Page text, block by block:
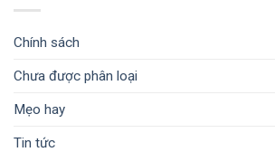
Chính sách
Chưa được phân loại
Mẹo hay
Tin tức